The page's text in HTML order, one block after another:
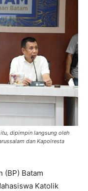
dipimpin langsung oleh
dan Kapolresta
(BP) Batam
Katolik